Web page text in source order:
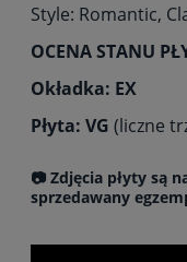
Style: Romantic,
OCENA STANU
Okładka: EX
Płyta: VG (liczne
📷 Zdjęcia płyty są
sprzedawany